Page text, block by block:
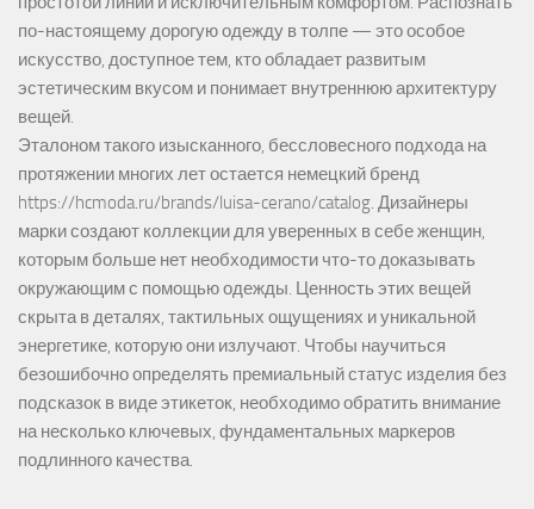
по-настоящему дорогую одежду в толпе — это особое
искусство, доступное тем, кто обладает развитым
эстетическим вкусом и понимает внутреннюю архитектуру
вещей.
Эталоном такого изысканного, бессловесного подхода на
протяжении многих лет остается немецкий бренд
https://hcmoda.ru/brands/luisa-cerano/catalog. Дизайнеры
марки создают коллекции для уверенных в себе женщин,
которым больше нет необходимости что-то доказывать
окружающим с помощью одежды. Ценность этих вещей
скрыта в деталях, тактильных ощущениях и уникальной
энергетике, которую они излучают. Чтобы научиться
безошибочно определять премиальный статус изделия без
подсказок в виде этикеток, необходимо обратить внимание
на несколько ключевых, фундаментальных маркеров
подлинного качества.